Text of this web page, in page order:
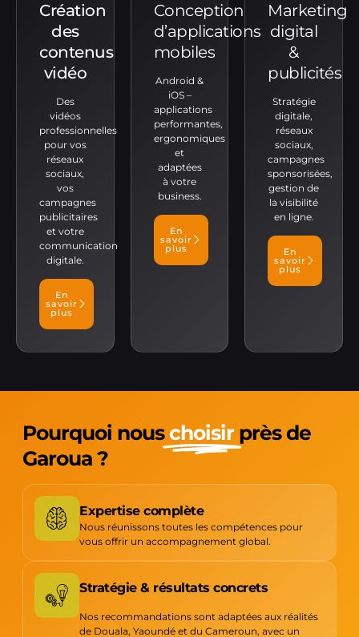
Création
des
contenus
vidéo
Des
vidéos
professionnelles
pour vos
réseaux
sociaux,
vos
campagnes
publicitaires
et votre
communication
digitale.
En
savoir
plus
Conception
d’applications
mobiles
Android &
iOS –
applications
performantes,
ergonomiques
et
adaptées
à votre
business.
En
savoir
plus
Marketing
digital
&
publicités
Stratégie
digitale,
réseaux
sociaux,
campagnes
sponsorisées,
gestion de
la visibilité
en ligne.
En
savoir
plus
Pourquoi nouschoisir près de
Garoua ?
Expertise complète
Nous réunissons toutes les compétences pour
vous offrir un accompagnement global.
Stratégie & résultats concrets
Nos recommandations sont adaptées aux réalités
de Douala, Yaoundé et du Cameroun, avec un